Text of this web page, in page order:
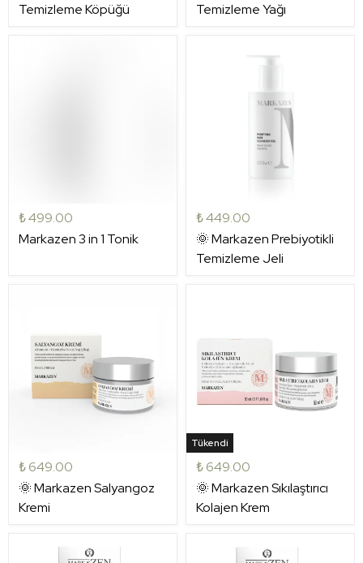
Temizleme Köpüğü
Temizleme Yağı
₺ 499.00
Markazen 3 in 1 Tonik
₺ 449.00
🌞 Markazen Prebiyotikli
Temizleme Jeli
₺ 649.00
🌞 Markazen Salyangoz
Kremi
Tükendi
₺ 649.00
🌞 Markazen Sıkılaştırıcı
Kolajen Krem